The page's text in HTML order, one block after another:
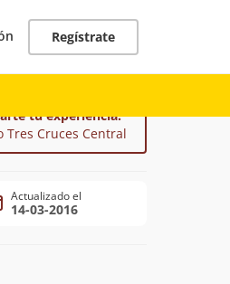
Regístrate
tu experiencia!
Tres Cruces Central
Actualizado el
14-03-2016